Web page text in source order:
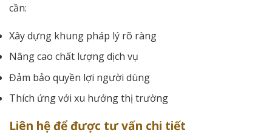
cần:
Xây dựng khung pháp lý rõ ràng
Nâng cao chất lượng dịch vụ
Đảm bảo quyền lợi người dùng
Thích ứng với xu hướng thị trường
Liên hệ để được tư vấn chi tiết